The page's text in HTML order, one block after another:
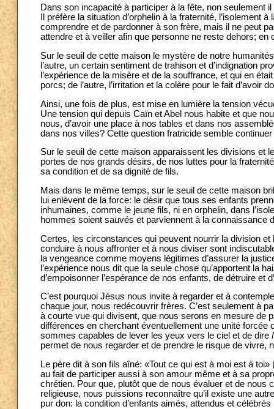
Dans son incapacité à participer à la fête, non seulement
Il préfère la situation d’orphelin à la fraternité, l’isolement
comprendre et de pardonner à son frère, mais il ne peut
attendre et à veiller afin que personne ne reste dehors;
Sur le seuil de cette maison le mystère de notre
l’autre, un certain sentiment de trahison et d’indignation
l’expérience de la misère et de la souffrance, et qui en
porcs; de l’autre, l’irritation et la colère pour le fait d’avoir
Ainsi, une fois de plus, est mise en lumière la tension
Une tension qui depuis Caïn et Abel nous habite et que
nous, d’avoir une place à nos tables et dans nos
dans nos villes? Cette question fratricide semble
Sur le seuil de cette maison apparaissent les divisions et
portes de nos grands désirs, de nos luttes pour la
sa condition et de sa dignité de fils.
Mais dans le même temps, sur le seuil de cette maison
lui enlèvent de la force: le désir que tous ses enfants
inhumaines, comme le jeune fils, ni en orphelin, dans
hommes soient sauvés et parviennent à la connaissance
Certes, les circonstances qui peuvent nourrir la division
conduire à nous affronter et à nous diviser sont
la vengeance comme moyens légitimes d’assurer la
l’expérience nous dit que la seule chose qu’apportent la
d’empoisonner l’espérance de nos enfants, de détruire et
C’est pourquoi Jésus nous invite à regarder et à
chaque jour, nous redécouvrir frères. C’est seulement à
à courte vue qui divisent, que nous serons en mesure de
différences en cherchant éventuellement une unité forcée
sommes capables de lever les yeux vers le ciel et de dire
permet de nous regarder et de prendre le risque de
Le père dit à son fils aîné: «Tout ce qui est à moi est à toi»
au fait de participer aussi à son amour même et à sa
chrétien. Pour que, plutôt que de nous évaluer et de nous
religieuse, nous puissions reconnaître qu’il existe une
pur don: la condition d’enfants aimés, attendus et célébrés